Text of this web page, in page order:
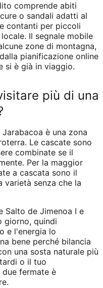
comprende abiti
o sandali adatti al
contanti per piccoli
Il segnale mobile
zone di montagna,
pianificazione online
si è già in viaggio.
più di una
è una zona
Le cascate sono
combinate se il
Per la maggior
a cascata sono il
varietà senza che la
Salto de Jimenoa I e
giorno, quindi
e l'energia lo
bene perché bilancia
una sosta naturale più
o il tuo
fermate è